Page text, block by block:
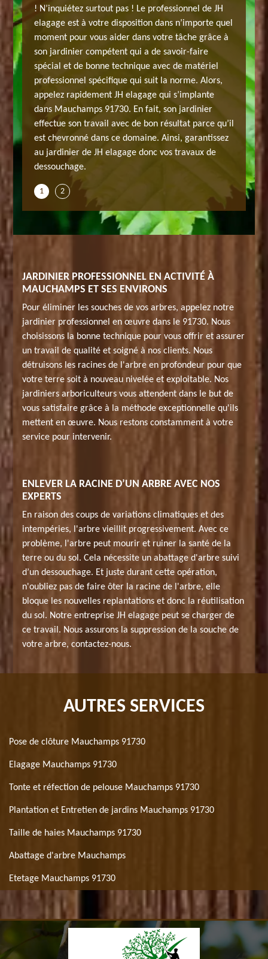
votre
des
une
! N’inquiétez surtout pas ! Le professionnel de JH
elagage est à votre disposition dans n’importe quel
moment pour vous aider dans votre tâche grâce à
son jardinier compétent qui a de savoir-faire
spécial et de bonne technique avec de matériel
professionnel spécifique qui suit la norme. Alors,
appelez rapidement JH elagage qui s’implante
dans Mauchamps 91730. En fait, son jardinier
effectue son travail avec de bon résultat parce qu’il
est chevronné dans ce domaine. Ainsi, garantissez
au jardinier de JH elagage donc vos travaux de
dessouchage.
but de
en
toutes
après
une
1 2
JARDINIER PROFESSIONNEL EN ACTIVITÉ À
MAUCHAMPS ET SES ENVIRONS
Pour éliminer les souches de vos arbres, appelez notre
jardinier professionnel en œuvre dans le 91730. Nous
choisissons la bonne technique pour vous offrir et assurer
un travail de qualité et soigné à nos clients. Nous
détruisons les racines de l'arbre en profondeur pour que
votre terre soit à nouveau nivelée et exploitable. Nos
jardiniers arboriculteurs vous attendent dans le but de
vous satisfaire grâce à la méthode exceptionnelle qu'ils
mettent en œuvre. Nous restons constamment à votre
service pour intervenir.
ENLEVER LA RACINE D’UN ARBRE AVEC NOS
EXPERTS
En raison des coups de variations climatiques et des
intempéries, l'arbre vieillit progressivement. Avec ce
problème, l'arbre peut mourir et ruiner la santé de la
terre ou du sol. Cela nécessite un abattage d'arbre suivi
d’un dessouchage. Et juste durant cette opération,
n'oubliez pas de faire ôter la racine de l'arbre, elle
bloque les nouvelles replantations et donc la réutilisation
du sol. Notre entreprise JH elagage peut se charger de
ce travail. Nous assurons la suppression de la souche de
votre arbre, contactez-nous.
AUTRES SERVICES
Pose de clôture Mauchamps 91730
Elagage Mauchamps 91730
Tonte et réfection de pelouse Mauchamps 91730
Plantation et Entretien de jardins Mauchamps 91730
Taille de haies Mauchamps 91730
Abattage d'arbre Mauchamps
Etetage Mauchamps 91730